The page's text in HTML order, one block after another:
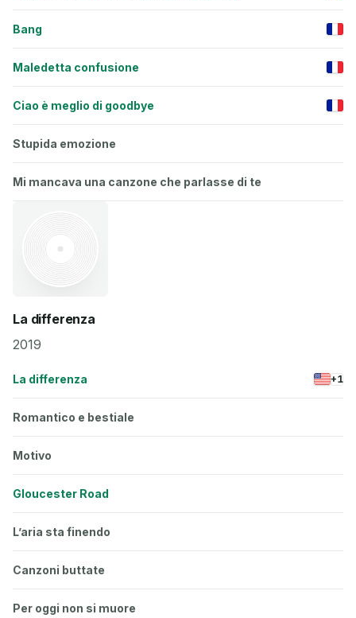
Bang
Maledetta confusione
Ciao è meglio di goodbye
Stupida emozione
Mi mancava una canzone che parlasse di te
La differenza
2019
La differenza +1
Romantico e bestiale
Motivo
Gloucester Road
L’aria sta finendo
Canzoni buttate
Per oggi non si muore